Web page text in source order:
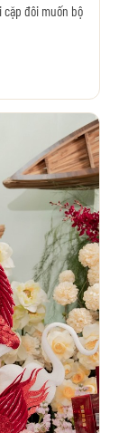
cặp đôi muốn bộ